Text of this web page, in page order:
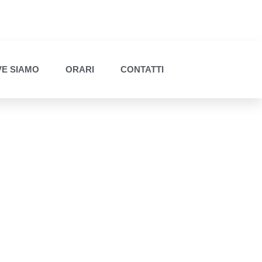
SIAMO ORARI CONTATTI